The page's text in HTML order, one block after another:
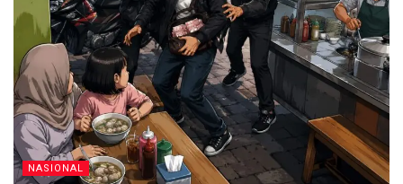
NASIONAL